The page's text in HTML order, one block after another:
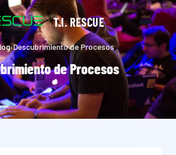
T.I. RESCUE
›Descubrimiento de Procesos
de Procesos